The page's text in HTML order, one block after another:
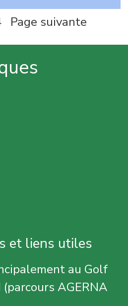
:
page :
à la page :
à la page :
Page suivante
et liens utiles
au Golf
AGERNA